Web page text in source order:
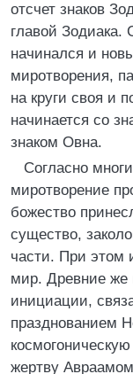
отсчет знаков
главой Зодиака.
начинался и
миротворения,
на круги своя и
начинается со
знаком Овна.
Согласно
миротворение
божество
существо,
части. При этом
мир. Древние же
инициации,
празднованием
жертву